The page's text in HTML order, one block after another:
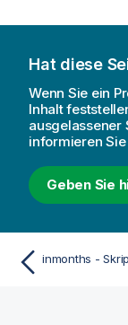
Hat diese
Wenn Sie ein
Inhalt
ausgelassener
informieren
Geben Sie